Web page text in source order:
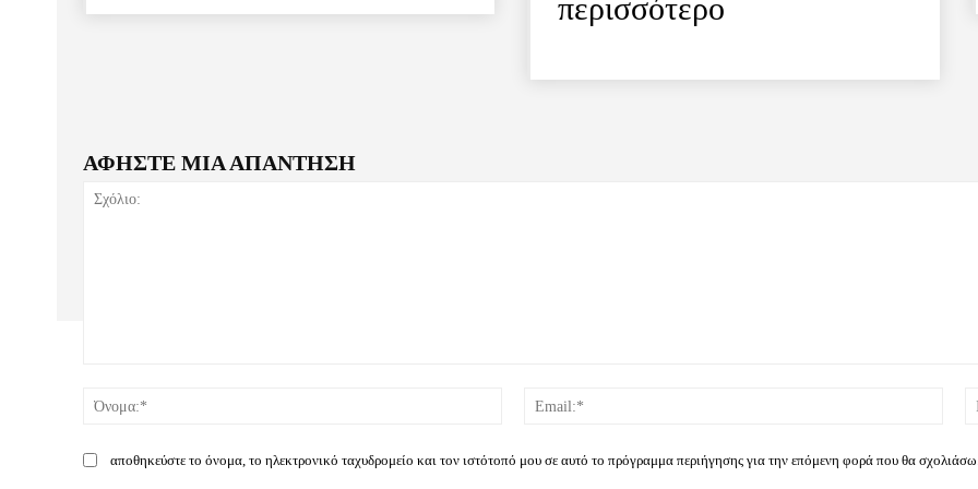
περισσότερο
ΑΦΗΣΤΕ ΜΙΑ ΑΠΑΝΤΗΣΗ
Όνομα:*
αποθηκεύστε το όνομα, το ηλεκτρονικό ταχυδρομείο και τον ιστότοπό μου σε αυτό το πρόγραμμα περιήγησης για την επόμενη φορά που θα